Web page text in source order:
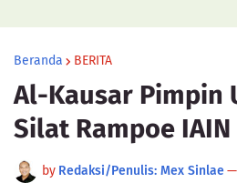
Beranda BERITA
Al-Kausar Pimpin
Silat Rampoe IAIN
by Redaksi/Penulis: Mex Sinlae—